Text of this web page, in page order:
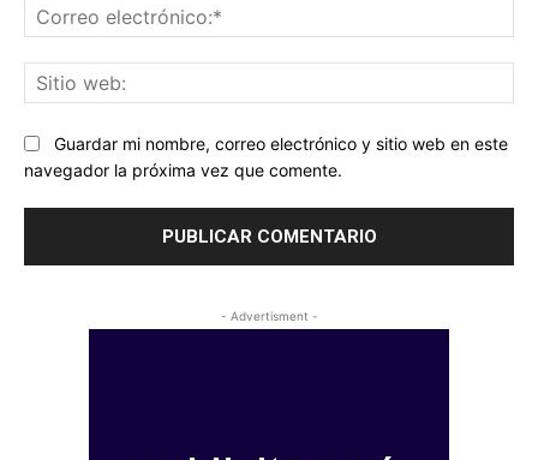
Guardar mi nombre, correo electrónico y sitio web en este
navegador la próxima vez que comente.
- Advertisment -